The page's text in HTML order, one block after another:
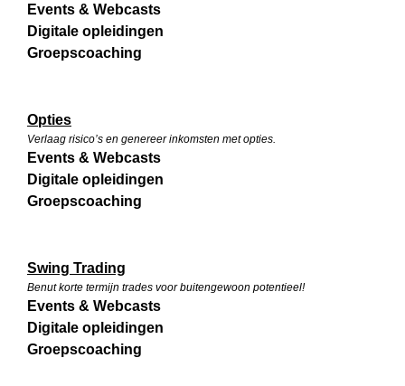
Events & Webcasts
Digitale opleidingen
Groepscoaching
Opties
Verlaag risico’s en genereer inkomsten met opties.
Events & Webcasts
Digitale opleidingen
Groepscoaching
Swing Trading
Benut korte termijn trades voor buitengewoon potentieel!
Events & Webcasts
Digitale opleidingen
Groepscoaching